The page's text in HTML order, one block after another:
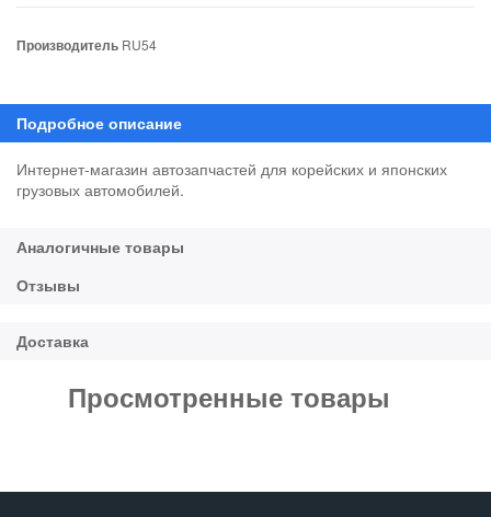
Производитель RU54
Интернет-магазин автозапчастей для корейских и японских
грузовых автомобилей.
Просмотренные товары